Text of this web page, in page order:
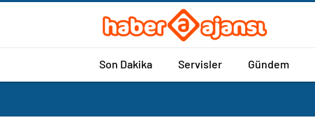
Son Dakika Servisler Gündem